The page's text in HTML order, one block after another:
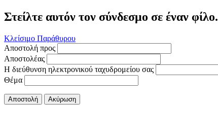
Στείλτε αυτόν τον σύνδεσμο σε έναν φίλο.
Κλείσιμο Παράθυρου
Αποστολή προς
Αποστολέας
Η διεύθυνση ηλεκτρονικού ταχυδρομείου σας
Θέμα
Αποστολή Ακύρωση